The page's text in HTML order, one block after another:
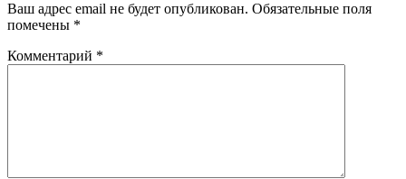
Ваш адрес email не будет опубликован. Обязательные поля
помечены *
Комментарий *